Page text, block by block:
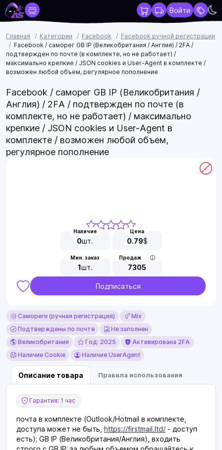
Войти
Главная Категории Facebook
Facebook ручной регистрации
Facebook / саморег GB IP (Великобритания / Англия) / 2FA /
подтвержден по почте (в комплекте, но не работает) /
максимально крепкие / JSON cookies и User-Agent в комплекте /
возможен любой объем, регулярное пополнение
Facebook / саморег GB IP (Великобритания /
Англия) / 2FA / подтвержден по почте (в
комплекте, но не работает) / максимально
крепкие / JSON cookies и User-Agent в
комплекте / возможен любой объем,
регулярное пополнение
Наличие
0шт.
Цена
0.79$
Мин. заказ
1шт.
Продаж
7305
Подписаться
Самореги (ручная регистрация)
Mix
Подтверждены по почте
Не заполнен
Великобритания
Год: 2025
Активирована 2FA
Наличие Cookie
Наличие UserAgent
Описание товара Правила использования
Гарантия: 1 час
почта в комплекте (Outlook/Hotmail в комплекте,
доступа может не быть, https://firstmail.ltd/ - доступ
есть); GB IP (Великобритания/Англия), входить